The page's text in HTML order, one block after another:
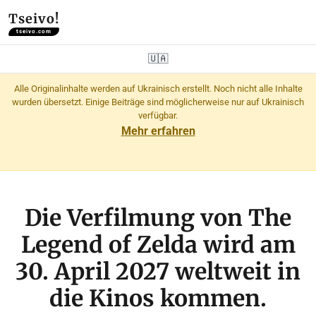
Tseivo!
tseivo.com
🇺🇦
Alle Originalinhalte werden auf Ukrainisch erstellt. Noch nicht alle Inhalte
wurden übersetzt. Einige Beiträge sind möglicherweise nur auf Ukrainisch
verfügbar.
Mehr erfahren
Die Verfilmung von The
Legend of Zelda wird am
30. April 2027 weltweit in
die Kinos kommen.